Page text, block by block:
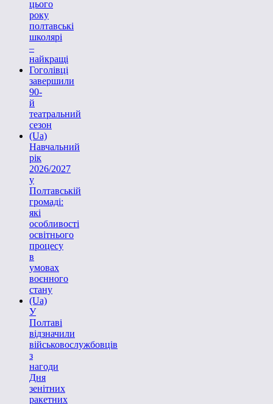
цього
року
полтавські
школярі
–
найкращі
Гоголівці
завершили
90-
й
театральний
сезон
(Ua)
Навчальний
рік
2026/2027
у
Полтавській
громаді:
які
особливості
освітнього
процесу
в
умовах
воєнного
стану
(Ua)
У
Полтаві
відзначили
військовослужбовців
з
нагоди
Дня
зенітних
ракетних